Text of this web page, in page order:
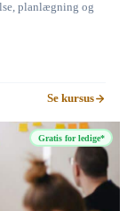
planlægning og
Se kursus
Gratis for ledige*